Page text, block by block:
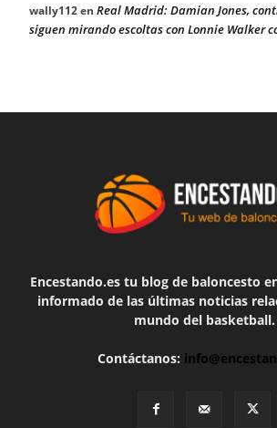
wally112en Real Madrid: Damian Jones,
siguen mirando escoltas con Lonnie Walker
Encestando.es tu blog de baloncesto
informado de las últimas noticias
mundo del basketball.
Contáctanos: